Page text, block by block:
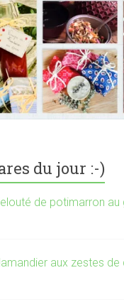
du jour :-)
de potimarron au
aux zestes de